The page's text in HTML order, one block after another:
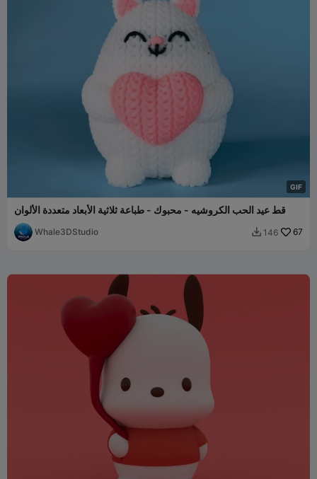
GIF
قط عيد الحب الكروشيه - محبوك - طباعة ثلاثية الأبعاد متعددة الألوان
Whale3DStudio  146 67